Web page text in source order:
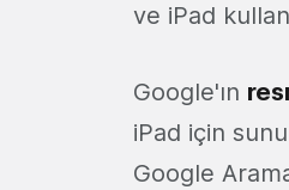
ve iPad
Google'ın
iPad için
Google